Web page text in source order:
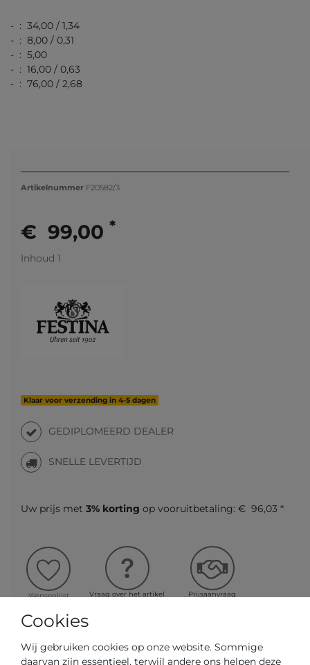
- : 34,00 / 1,34
- : 8,00 / 0,31
- : 5,00
- : 16,00 / 0,63
- : 76,00 / 2,68
Artikelnummer F20582/3
€ 99,00 *
Inhoud 1
Klaar voor verzending in 4-5 dagen
GEDIPLOMEERD DEALER
SNELLE LEVERTIJD
Uw prijs met 3% korting op vooruitbetaling: € 96,03 *
Wensenlijst Vraag over het artikel Prijsaanvraag
Cookies
Wij gebruiken cookies op onze website. Sommige
daarvan zijn essentieel, terwijl andere ons helpen deze